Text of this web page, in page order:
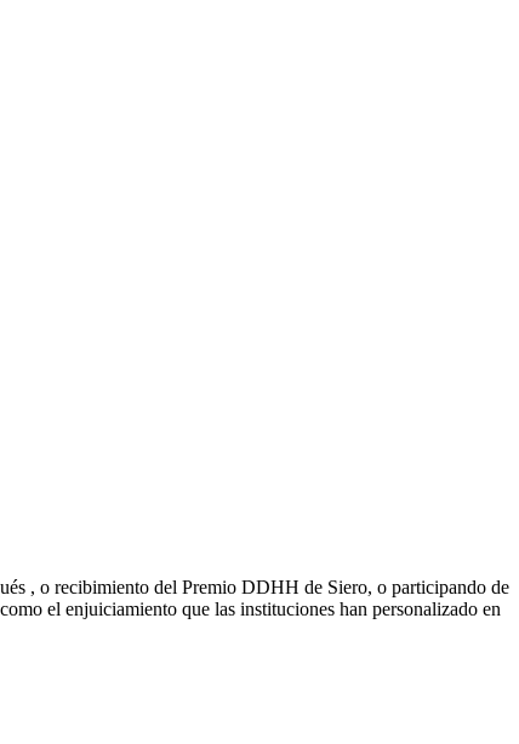
, o recibimiento del Premio DDHH de Siero, o participando de
el enjuiciamiento que las instituciones han personalizado en